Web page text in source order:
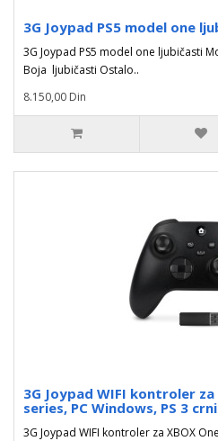
3G Joypad PS5 model one
3G Joypad PS5 model one ljubičasti
Boja ljubičasti Ostalo..
8.150,00 Din
3G Joypad WIFI kontroler za
series, PC Windows, PS 3 crni
3G Joypad WIFI kontroler za XBOX